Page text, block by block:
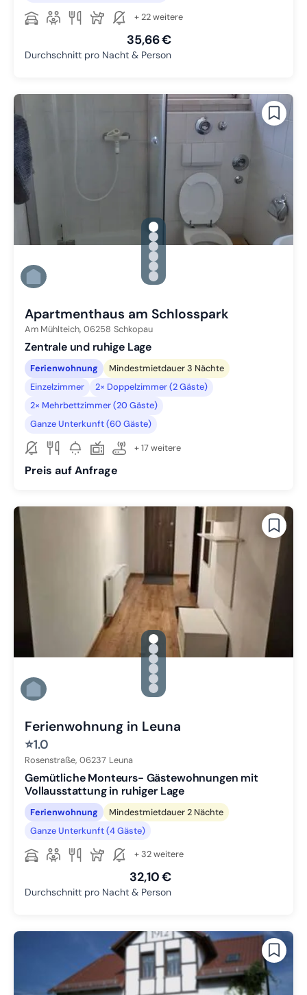
+ 22 weitere
35,66 €
Durchschnitt pro Nacht & Person
gallery.slide_selector
Zu Slide 1 wechseln
Zu Slide 2 wechseln
Zu Slide 3 wechseln
Zu Slide 4 wechseln
Zu Slide 5 wechseln
Zu Slide 6 wechseln
Apartmenthaus am Schlosspark
Am Mühlteich, 06258 Schkopau
Zentrale und ruhige Lage
Ferienwohnung
Mindestmietdauer 3 Nächte
Einzelzimmer
2× Doppelzimmer (2 Gäste)
2× Mehrbettzimmer (20 Gäste)
Ganze Unterkunft (60 Gäste)
+ 17 weitere
Preis auf Anfrage
gallery.slide_selector
Zu Slide 1 wechseln
Zu Slide 2 wechseln
Zu Slide 3 wechseln
Zu Slide 4 wechseln
Zu Slide 5 wechseln
Zu Slide 6 wechseln
Ferienwohnung in Leuna
⭐1.0
Rosenstraße, 06237 Leuna
Gemütliche Monteurs- Gästewohnungen mit
Vollausstattung in ruhiger Lage
Ferienwohnung
Mindestmietdauer 2 Nächte
Ganze Unterkunft (4 Gäste)
+ 32 weitere
32,10 €
Durchschnitt pro Nacht & Person